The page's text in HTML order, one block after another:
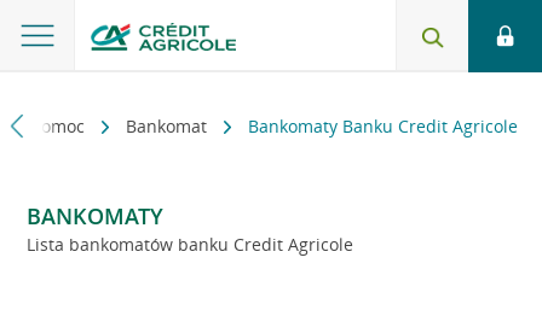
i pomoc Bankomat Bankomaty Banku Credit Agricole
BANKOMATY
Lista bankomatów banku Credit Agricole